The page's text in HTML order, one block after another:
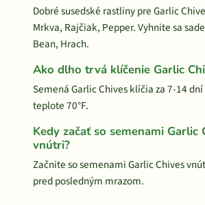
Dobré susedské rastliny pre Garlic
Mrkva, Rajčiak, Pepper. Vyhnite sa
Bean, Hrach.
Ako dlho trvá klíčenie Garlic
Semená Garlic Chives klíčia za 7-14
teplote 70°F.
Kedy začať so semenami Garlic
vnútri?
Začnite so semenami Garlic Chives
pred posledným mrazom.